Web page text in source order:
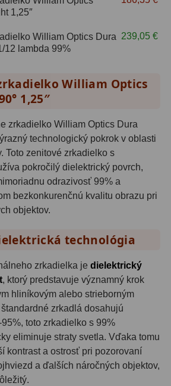
17
ostrenie1
28
1,25″
William Optics Dura
12 lambda 99%
239,05 €
William Optics
1,25″
zrkadielko William Optics Dura
technologický pokrok v oblasti
Toto zenitové zrkadielko s
pokročilý dielektrický povrch,
odrazivosť 99% a
bezkonkurenčnú kvalitu obrazu pri
objektov.
technológia
zrkadielka je dielektrický
, ktorý predstavuje významný krok
hliníkovým alebo strieborným
zrkadlá dosahujú
toto zrkadielko s 99%
eliminuje straty svetla. Vďaka tomu
kontrast a ostrosť pri pozorovaní
a ďalších náročných objektov,